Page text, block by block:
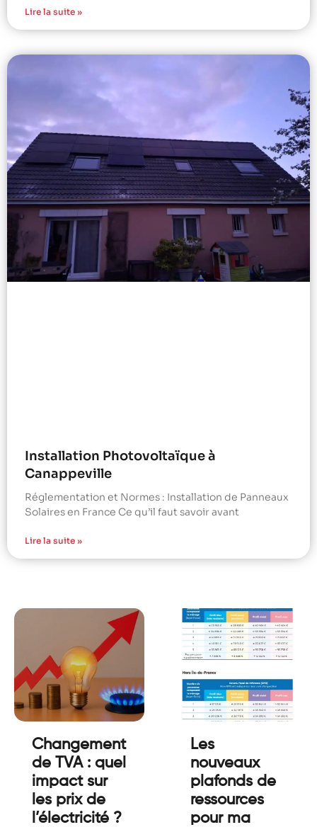
Lire la suite »
Installation Photovoltaïque à
Canappeville
Réglementation et Normes : Installation de Panneaux
Solaires en France Ce qu’il faut savoir avant
Lire la suite »
Changement
de TVA : quel
impact sur
les prix de
l’électricité ?
Les
nouveaux
plafonds de
ressources
pour ma